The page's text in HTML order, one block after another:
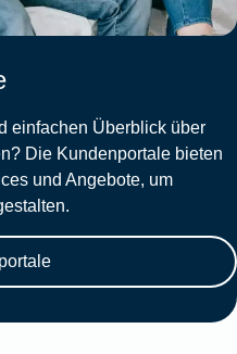
einfachen Überblick über
Die Kundenportale bieten
und Angebote, um